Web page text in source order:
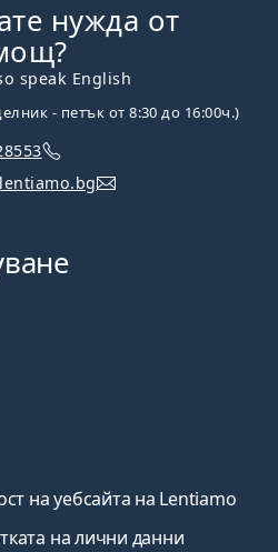
нужда от
speak English
- петък от 8:30 до 16:00ч.)
на уебсайта на Lentiamo
на лични данни